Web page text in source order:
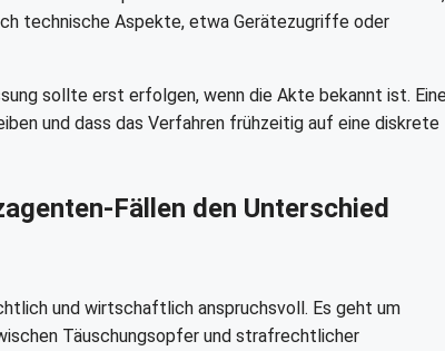
technische Aspekte, etwa Gerätezugriffe oder
sollte erst erfolgen, wenn die Akte bekannt ist.
und dass das Verfahren frühzeitig auf eine diskrete
Fällen den Unterschied
und wirtschaftlich anspruchsvoll. Es geht um
Täuschungsopfer und strafrechtlicher